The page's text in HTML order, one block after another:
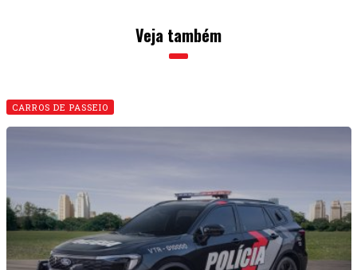
Veja também
CARROS DE PASSEIO